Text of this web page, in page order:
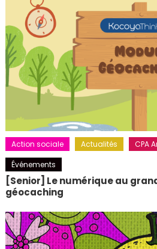
Action sociale Actualités
CPA
Événements
[Senior] Le numérique au
géocaching